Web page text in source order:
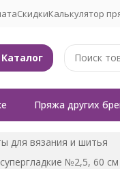
СкидкиКалькулятор
Каталог
Пряжа других
для вязания и шитья
№2,5, 60 см